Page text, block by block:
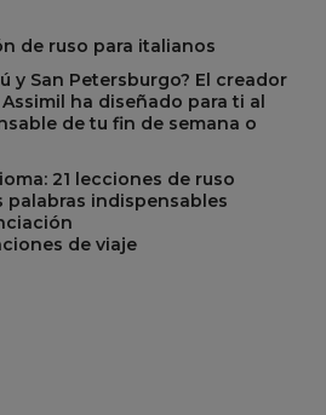
de ruso para italianos
y San Petersburgo? El creador
ha diseñado para ti al
de tu fin de semana o
21 lecciones de ruso
palabras indispensables
de viaje